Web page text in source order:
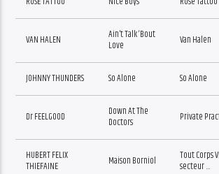
VAN HALEN
Ain’t Talk ‘Bout
Love
Van Halen
JOHNNY THUNDERS So Alone So Alone
Dr FEELGOOD
Down At The
Doctors
Private
HUBERT FELIX
THIEFAINE
Maison Borniol
Tout Corps
secteur …